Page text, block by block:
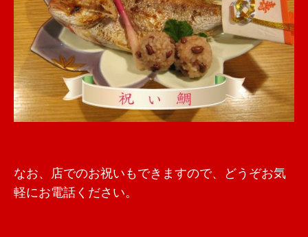
なお、店でのお祝いもできますので、どうぞお気
軽にお電話ください。